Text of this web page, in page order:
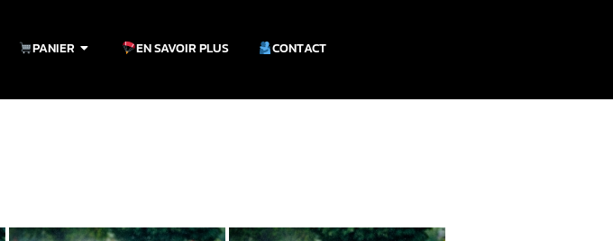
PANIER EN SAVOIR PLUS CONTACT